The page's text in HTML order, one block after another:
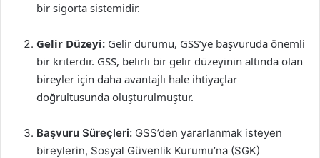
bir sigorta sistemidir.
Gelir Düzeyi: Gelir durumu, GSS’ye başvuruda önemli
bir kriterdir. GSS, belirli bir gelir düzeyinin altında olan
bireyler için daha avantajlı hale ihtiyaçlar
doğrultusunda oluşturulmuştur.
Başvuru Süreçleri: GSS’den yararlanmak isteyen
bireylerin, Sosyal Güvenlik Kurumu’na (SGK)